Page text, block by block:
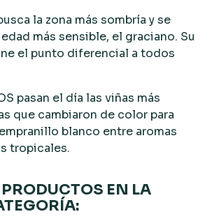
la zona más sombría y se
más sensible, el graciano. Su
el punto diferencial a todos
pasan el día las viñas más
que cambiaron de color para
blanco entre aromas
tropicales.
EN LA